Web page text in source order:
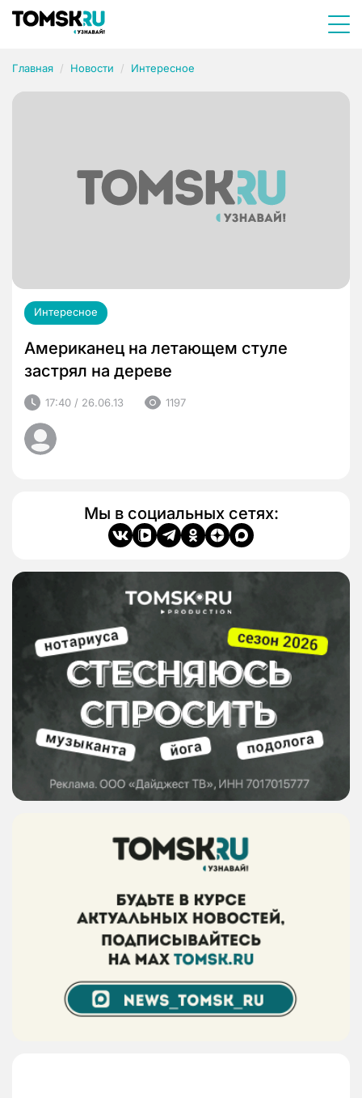
Главная Новости Интересное
Интересное
Американец на летающем стуле
застрял на дереве
17:40 / 26.06.13 1197
Мы в социальных сетях: